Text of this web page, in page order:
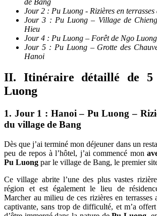
Jour 2 : Pu Luong - Rizières en terrasses
Jour 3 : Pu Luong – Village de
Hieu
Jour 4 : Pu Luong – Forêt de Ngo
Jour 5 : Pu Luong – Grotte des
Hanoi
II. Itinéraire détaillé de
Luong
1. Jour 1 : Hanoi – Pu Luong –
du village de Bang
Dès que j’ai terminé mon déjeuner dans un
peu de repos à l’hôtel, j’ai commencé mon
Pu Luong par le village de Bang, le premier
Ce village abrite l’une des plus vastes
région et est également le lieu de
Marcher au milieu de ces rizières en terrasses
captivante, sans trop de difficulté, et m’a